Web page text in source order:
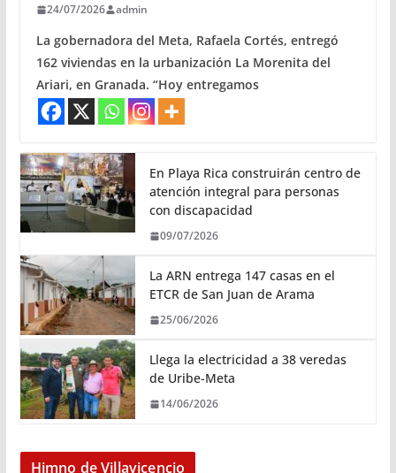
24/07/2026 admin
La gobernadora del Meta, Rafaela Cortés, entregó
162 viviendas en la urbanización La Morenita del
Ariari, en Granada. “Hoy entregamos
En Playa Rica construirán centro de
atención integral para personas
con discapacidad
09/07/2026
La ARN entrega 147 casas en el
ETCR de San Juan de Arama
25/06/2026
Llega la electricidad a 38 veredas
de Uribe-Meta
14/06/2026
Himno de Villavicencio